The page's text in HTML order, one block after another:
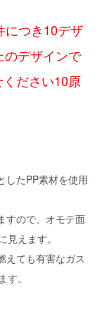
につき10デザ
のデザインで
ださい10原
したPP素材を使用
すので、オモテ面
えます。
えても有害なガス
。